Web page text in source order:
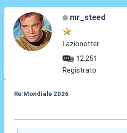
mr_steed
Lazionetter
12.251
Registrato
Re:Mondiale 2026